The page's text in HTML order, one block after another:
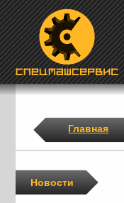
Главная
Новости